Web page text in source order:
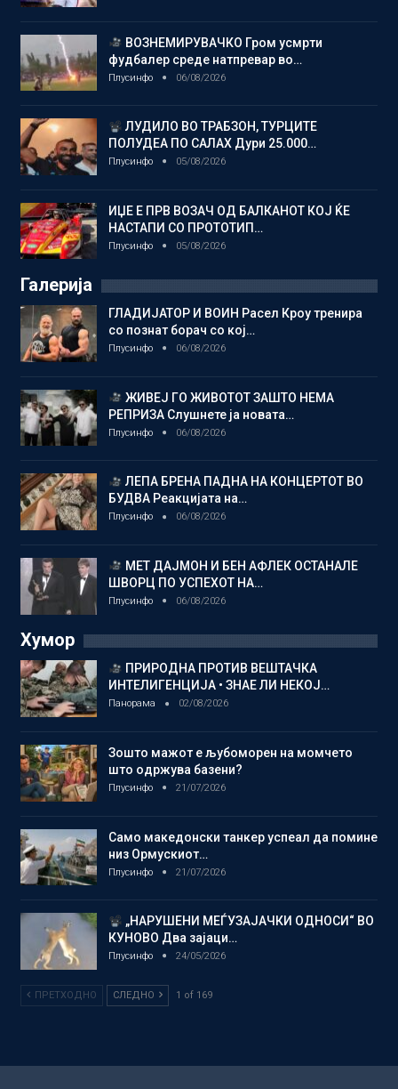
ВОЗНЕМИРУВАЧКО Гром усмрти
фудбалер среде натпревар во…
Плусинфо 06/08/2026
ЛУДИЛО ВО ТРАБЗОН, ТУРЦИТЕ
ПОЛУДЕА ПО САЛАХ Дури 25.000…
Плусинфо 05/08/2026
ИЏЕ Е ПРВ ВОЗАЧ ОД БАЛКАНОТ КОЈ ЌЕ
НАСТАПИ СО ПРОТОТИП…
Плусинфо 05/08/2026
Галерија
ГЛАДИЈАТОР И ВОИН Расел Кроу тренира
со познат борач со кој…
Плусинфо 06/08/2026
ЖИВЕЈ ГО ЖИВОТОТ ЗАШТО НЕМА
РЕПРИЗА Слушнете ја новата…
Плусинфо 06/08/2026
ЛЕПА БРЕНА ПАДНА НА КОНЦЕРТОТ ВО
БУДВА Реакцијата на…
Плусинфо 06/08/2026
МЕТ ДАЈМОН И БЕН АФЛЕК ОСТАНАЛЕ
ШВОРЦ ПО УСПЕХОТ НА…
Плусинфо 06/08/2026
Хумор
ПРИРОДНА ПРОТИВ ВЕШТАЧКА
ИНТЕЛИГЕНЦИЈА • ЗНАЕ ЛИ НЕКОЈ…
Панорама 02/08/2026
Зошто мажот е љубоморен на момчето
што одржува базени?
Плусинфо 21/07/2026
Само македонски танкер успеал да помине
низ Ормускиот…
Плусинфо 21/07/2026
„НАРУШЕНИ МЕЃУЗАЈАЧКИ ОДНОСИ“ ВО
КУНОВО Два зајаци…
Плусинфо 24/05/2026
ПРЕТХОДНО СЛЕДНО 1 of 169